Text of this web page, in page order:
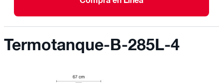
Termotanque-B-285L-4